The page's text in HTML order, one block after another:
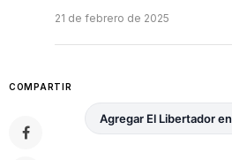
21 de febrero de 2025
COMPARTIR
Agregar El Libertador en